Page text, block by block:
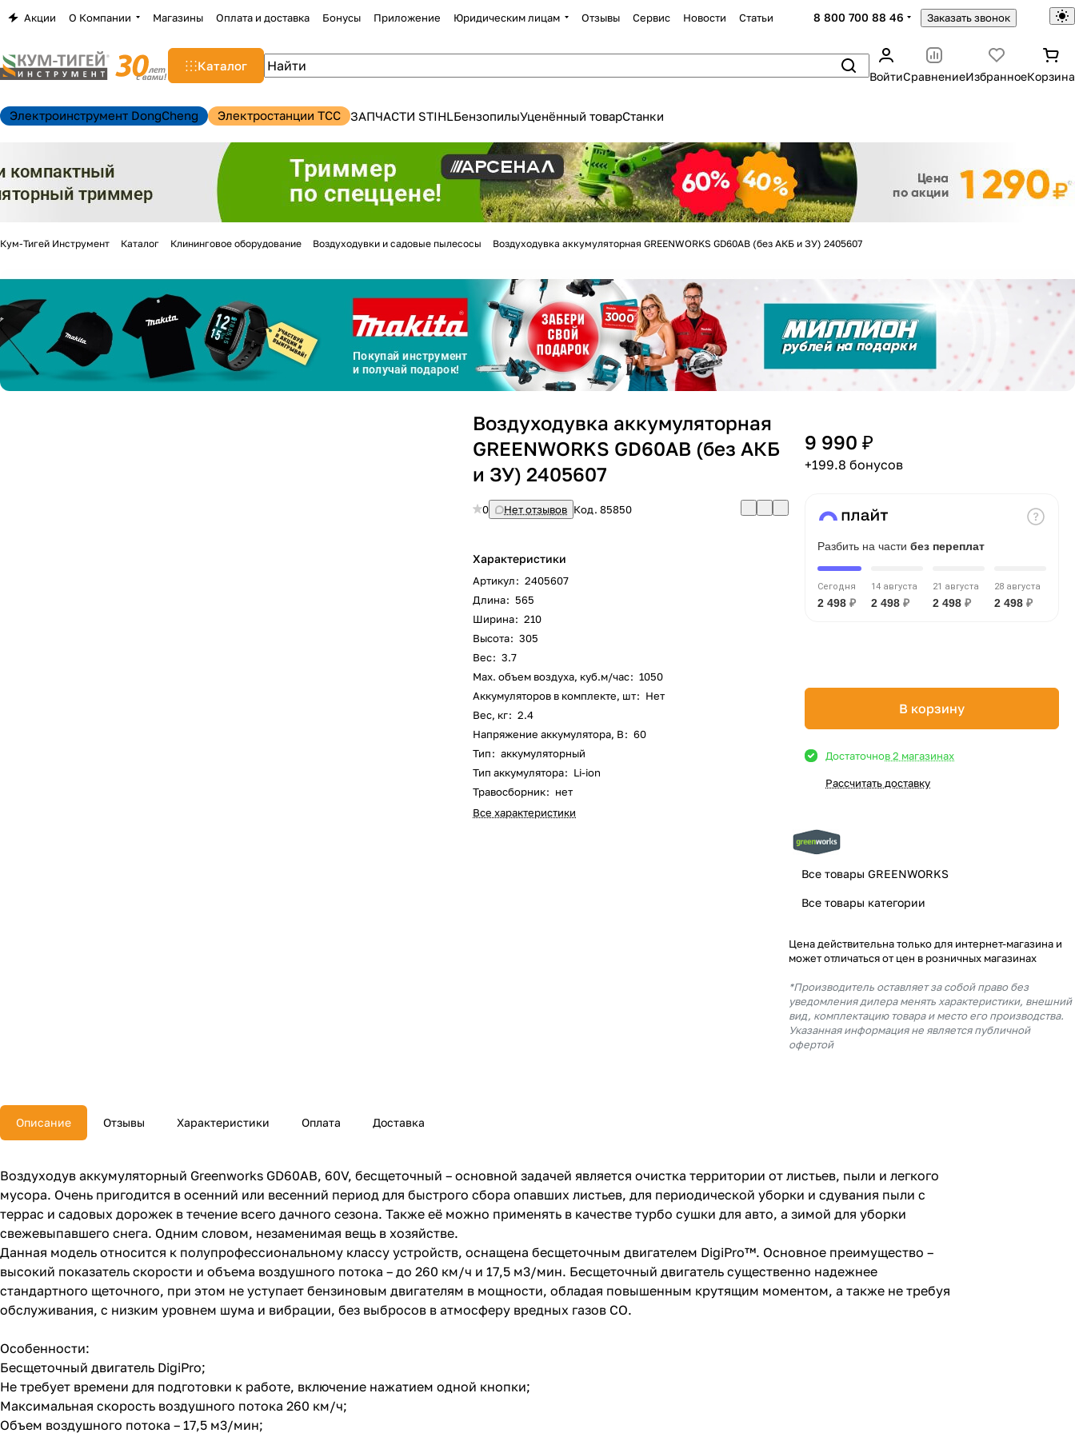
Акции О Компании Магазины Оплата и доставка Бонусы Приложение Юридическим лицам Отзывы Сервис Новости Статьи 8 800 700 88 46 Заказать звонок
Каталог
ВойтиСравнениеИзбранноеКорзина
Электроинструмент DongCheng Электростанции TCC ЗАПЧАСТИ STIHLБензопилыУценённый товарСтанки
Кум-Тигей Инструмент Каталог Клининговое оборудование Воздуходувки и садовые пылесосы Воздуходувка аккумуляторная GREENWORKS GD60AB (без АКБ и ЗУ) 2405607
Воздуходувка аккумуляторная
GREENWORKS GD60AB (без АКБ
и ЗУ) 2405607
0 Нет отзывов Код.85850
Характеристики
Артикул: 2405607
Длина: 565
Ширина: 210
Высота: 305
Вес: 3.7
Max. объем воздуха, куб.м/час: 1050
Аккумуляторов в комплекте, шт: Нет
Вес, кг: 2.4
Напряжение аккумулятора, В: 60
Тип: аккумуляторный
Тип аккумулятора: Li-ion
Травосборник: нет
Все характеристики
9 990 ₽
+199.8 бонусов
Разбить на части без переплат
Сегодня
2 498 ₽
14 августа
2 498 ₽
21 августа
2 498 ₽
28 августа
2 498 ₽
В корзину
Достаточнов 2 магазинах
Рассчитать доставку
Все товары GREENWORKS
Все товары категории
Цена действительна только для интернет-магазина и
может отличаться от цен в розничных магазинах
*Производитель оставляет за собой право без
уведомления дилера менять характеристики, внешний
вид, комплектацию товара и место его производства.
Указанная информация не является публичной
офертой
Описание Отзывы Характеристики Оплата Доставка
Воздуходув аккумуляторный Greenworks GD60AB, 60V, бесщеточный – основной задачей является очистка территории от листьев, пыли и легкого
мусора. Очень пригодится в осенний или весенний период для быстрого сбора опавших листьев, для периодической уборки и сдувания пыли с
террас и садовых дорожек в течение всего дачного сезона. Также её можно применять в качестве турбо сушки для авто, а зимой для уборки
свежевыпавшего снега. Одним словом, незаменимая вещь в хозяйстве.
Данная модель относится к полупрофессиональному классу устройств, оснащена бесщеточным двигателем DigiPro™. Основное преимущество –
высокий показатель скорости и объема воздушного потока – до 260 км/ч и 17,5 м3/мин. Бесщеточный двигатель существенно надежнее
стандартного щеточного, при этом не уступает бензиновым двигателям в мощности, обладая повышенным крутящим моментом, а также не требуя
обслуживания, с низким уровнем шума и вибрации, без выбросов в атмосферу вредных газов СО.
Особенности:
Бесщеточный двигатель DigiPro;
Не требует времени для подготовки к работе, включение нажатием одной кнопки;
Максимальная скорость воздушного потока 260 км/ч;
Объем воздушного потока – 17,5 м3/мин;
Закрыть
Разбейтеоплату
на частибез переплат
График платежей
Оплачивайте сегодня только
% картой любого банка
Получайте товарвыбранный способом
Оставшиеся75% будут списываться
с вашей картыпо25%каждые 2 недели
раз в 2 недели